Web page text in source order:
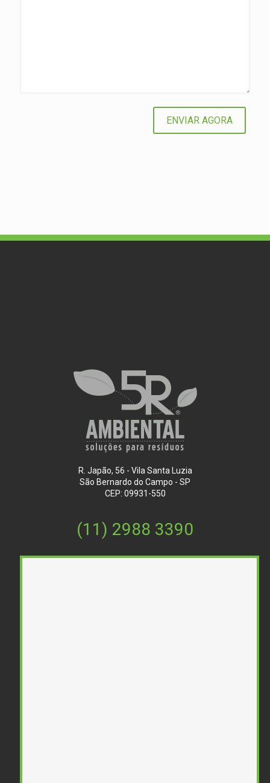
R. Japão, 56 - Vila Santa Luzia
São Bernardo do Campo - SP
CEP: 09931-550
(11) 2988 3390